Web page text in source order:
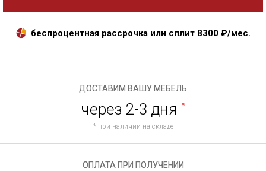
беспроцентная рассрочка или сплит 8300 ₽/мес.
ДОСТАВИМ ВАШУ МЕБЕЛЬ
через 2-3 дня *
* при наличии на складе
ОПЛАТА ПРИ ПОЛУЧЕНИИ